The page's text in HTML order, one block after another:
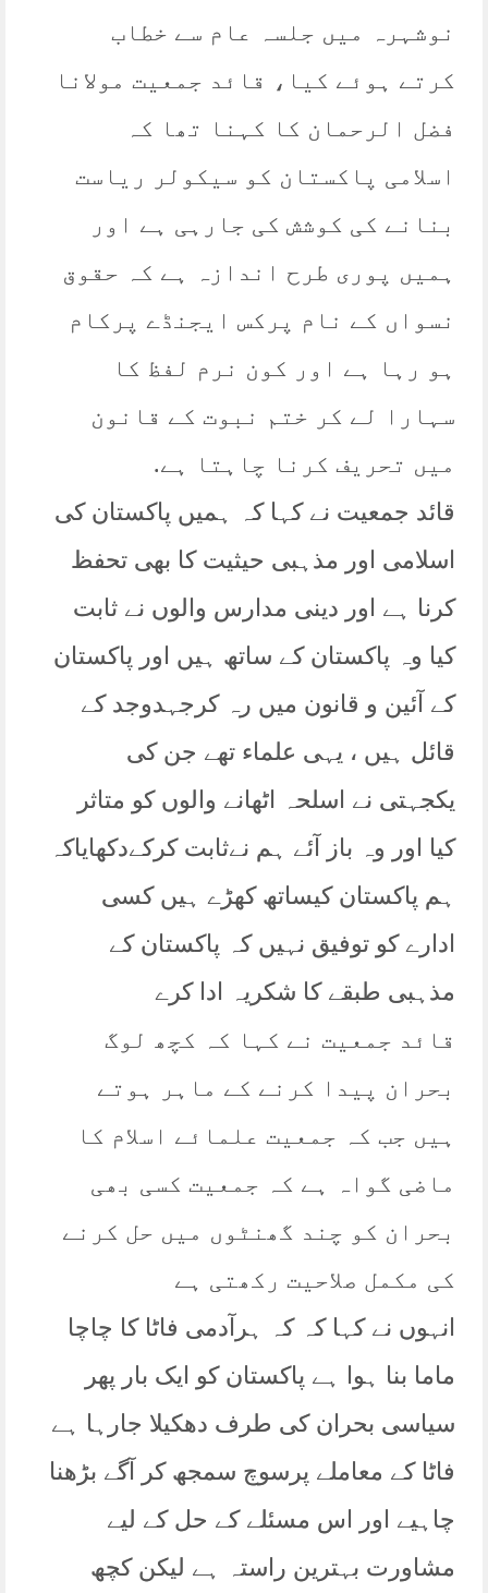
نوشہرہ میں جلسہ عام سے خطاب
کرتے ہوئے کیا، قائد جمعیت مولانا
فضل الرحمان کا کہنا تھا کہ
اسلامی پاکستان کو سیکولر ریاست
بنانے کی کوشش کی جارہی ہے اور
ہمیں پوری طرح اندازہ ہے کہ حقوق
نسواں کے نام پرکس ایجنڈے پرکام
ہو رہا ہے اور کون نرم لفظ کا
سہارا لے کر ختم نبوت کے قانون
میں تحریف کرنا چاہتا ہے.
قائد جمعیت نے کہا کہ ہمیں پاکستان کی
اسلامی اور مذہبی حیثیت کا بھی تحفظ
کرنا ہے اور دینی مدارس والوں نے ثابت
کیا وہ پاکستان کے ساتھ ہیں اور پاکستان
کے آئین و قانون میں رہ کرجہدوجد کے
قائل ہیں ، یہی علماء تھے جن کی
یکجہتی نے اسلحہ اٹھانے والوں کو متاثر
کیا اور وہ باز آئے ہم نےثابت کرکےدکھایاکہ
ہم پاکستان کیساتھ کھڑے ہیں کسی
ادارے کو توفیق نہیں کہ پاکستان کے
مذہبی طبقے کا شکریہ ادا کرے
قائد جمعیت نے کہا کہ کچھ لوگ
بحران پیدا کرنے کے ماہر ہوتے
ہیں جب کہ جمعیت علمائے اسلام کا
ماضی گواہ ہے کہ جمعیت کسی بھی
بحران کو چند گھنٹوں میں حل کرنے
کی مکمل صلاحیت رکھتی ہے
انہوں نے کہا کہ کہ ہرآدمی فاٹا کا چاچا
ماما بنا ہوا ہے پاکستان کو ایک بار پھر
سیاسی بحران کی طرف دھکیلا جارہا ہے
فاٹا کے معاملے پرسوچ سمجھ کر آگے بڑھنا
چاہیے اور اس مسئلے کے حل کے لیے
مشاورت بہترین راستہ ہے لیکن کچھ